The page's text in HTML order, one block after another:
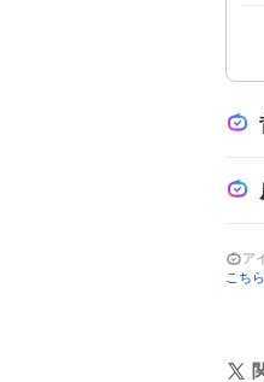
ア
こちら